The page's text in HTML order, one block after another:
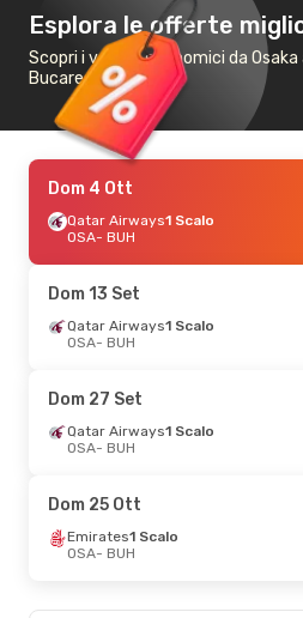
Esplora le offerte
Scopri i voli più economici da Osaka
Bucarest
Dom 4 Ott
Qatar Airways1 Scalo
OSA- BUH
Dom 13 Set
Qatar Airways1 Scalo
OSA- BUH
Dom 27 Set
Qatar Airways1 Scalo
OSA- BUH
Dom 25 Ott
Emirates1 Scalo
OSA- BUH